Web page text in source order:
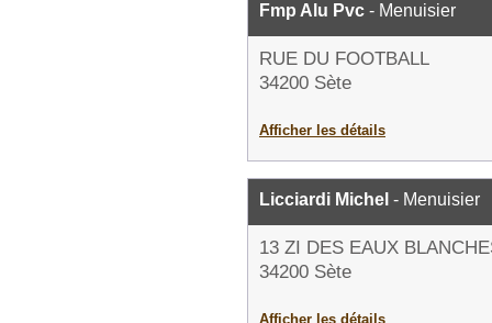
Fmp Alu Pvc - Menuisier
RUE DU FOOTBALL
34200 Sète
Afficher les détails
Licciardi Michel - Menuisier
13 ZI DES EAUX
34200 Sète
Afficher les détails